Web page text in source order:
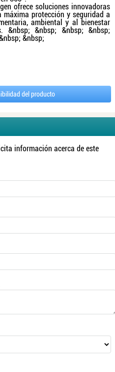
ofrece soluciones innovadoras
protección y seguridad a
ambiental y al bienestar
&nbsp; &nbsp; &nbsp; &nbsp;
&nbsp;
del producto
información acerca de este